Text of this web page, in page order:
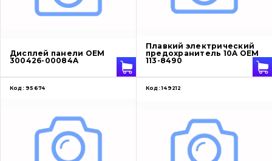
Дисплей панели OEM
300426-00084A
Плавкий электрический
предохранитель 10A OEM
113-8490
Код: 95674 Код: 149212